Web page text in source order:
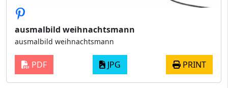
ausmalbild weihnachtsmann
ausmalbild weihnachtsmann
PDF JPG PRINT